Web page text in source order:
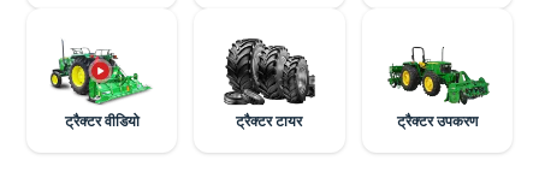
ट्रैक्टर वीडियो ट्रैक्टर टायर ट्रैक्टर उपकरण